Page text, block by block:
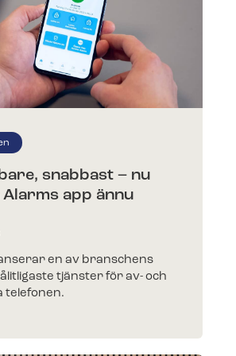
till dig inom kort.
efterlängtad funktion för alla
lanserar nu
snabbast – nu
app ännu
en av branschens
tjänster för av- och
telefonen.